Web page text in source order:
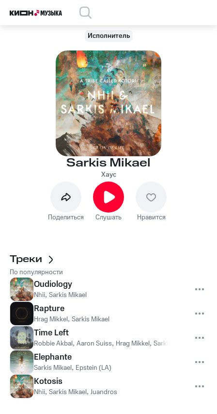
Исполнитель
Sarkis Mikael
Хаус
Поделиться Слушать Нравится
Треки
По популярности
Oudiology
Nhii, Sarkis Mikael
Rapture
Hrag Mikkel, Sarkis Mikael
Time Left
Robbie Akbal, Aaron Suiss, Hrag Mikkel, Sarkis Mikael
Elephante
Sarkis Mikael, Epstein (LA)
Kotosis
Nhii, Sarkis Mikael, Juandros